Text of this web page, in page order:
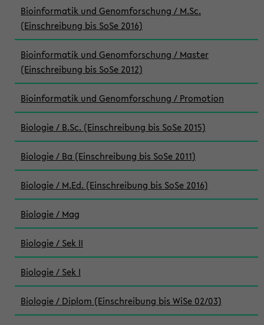
Bioinformatik und Genomforschung / M.Sc.
(Einschreibung bis SoSe 2016)
Bioinformatik und Genomforschung / Master
(Einschreibung bis SoSe 2012)
Bioinformatik und Genomforschung / Promotion
Biologie / B.Sc. (Einschreibung bis SoSe 2015)
Biologie / Ba (Einschreibung bis SoSe 2011)
Biologie / M.Ed. (Einschreibung bis SoSe 2016)
Biologie / Mag
Biologie / Sek II
Biologie / Sek I
Biologie / Diplom (Einschreibung bis WiSe 02/03)